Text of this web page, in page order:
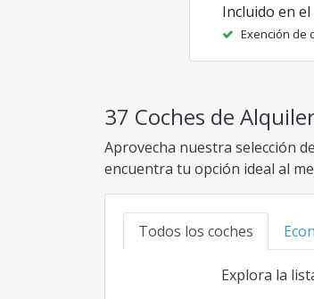
Incluido en
Exención de
37 Coches de
Aprovecha nuestra selección
encuentra tu opción ideal al
Todos los coches
Explora la